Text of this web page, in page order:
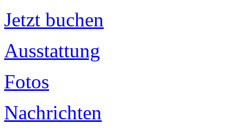
Jetzt buchen
Ausstattung
Fotos
Nachrichten